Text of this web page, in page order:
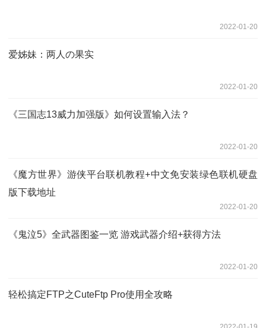
2022-01-20
爱姊妹：两人の果实
2022-01-20
《三国志13威力加强版》如何设置输入法？
2022-01-20
《魔方世界》游侠平台联机教程+中文免安装绿色联机硬盘
版下载地址
2022-01-20
《鬼泣5》全武器图鉴一览 游戏武器介绍+获得方法
2022-01-20
轻松搞定FTP之CuteFtp Pro使用全攻略